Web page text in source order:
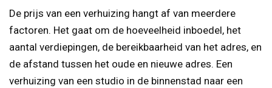
De prijs van een verhuizing hangt af van meerdere
factoren. Het gaat om de hoeveelheid inboedel, het
aantal verdiepingen, de bereikbaarheid van het adres, en
de afstand tussen het oude en nieuwe adres. Een
verhuizing van een studio in de binnenstad naar een